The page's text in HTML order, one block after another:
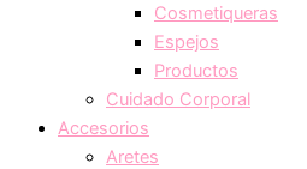
Cosmetiqueras
Espejos
Productos
Cuidado Corporal
Accesorios
Aretes